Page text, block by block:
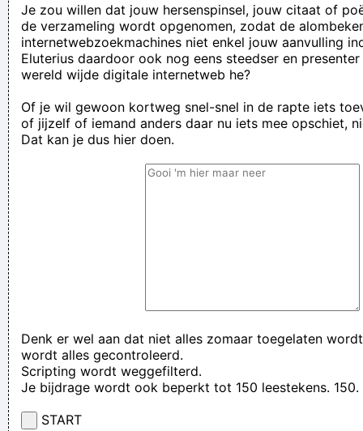
Je zou willen dat jouw hersenspinsel, jouw citaat of
de verzameling wordt opgenomen, zodat de
internetwebzoekmachines niet enkel jouw aanvulling
Eluterius daardoor ook nog eens steedser en
wereld wijde digitale internetweb he?
Of je wil gewoon kortweg snel-snel in de rapte iets
of jijzelf of iemand anders daar nu iets mee opschiet,
Dat kan je dus hier doen.
Denk er wel aan dat niet alles zomaar toegelaten
wordt alles gecontroleerd.
Scripting wordt weggefilterd.
Je bijdrage wordt ook beperkt tot 150 leestekens. 150.
START